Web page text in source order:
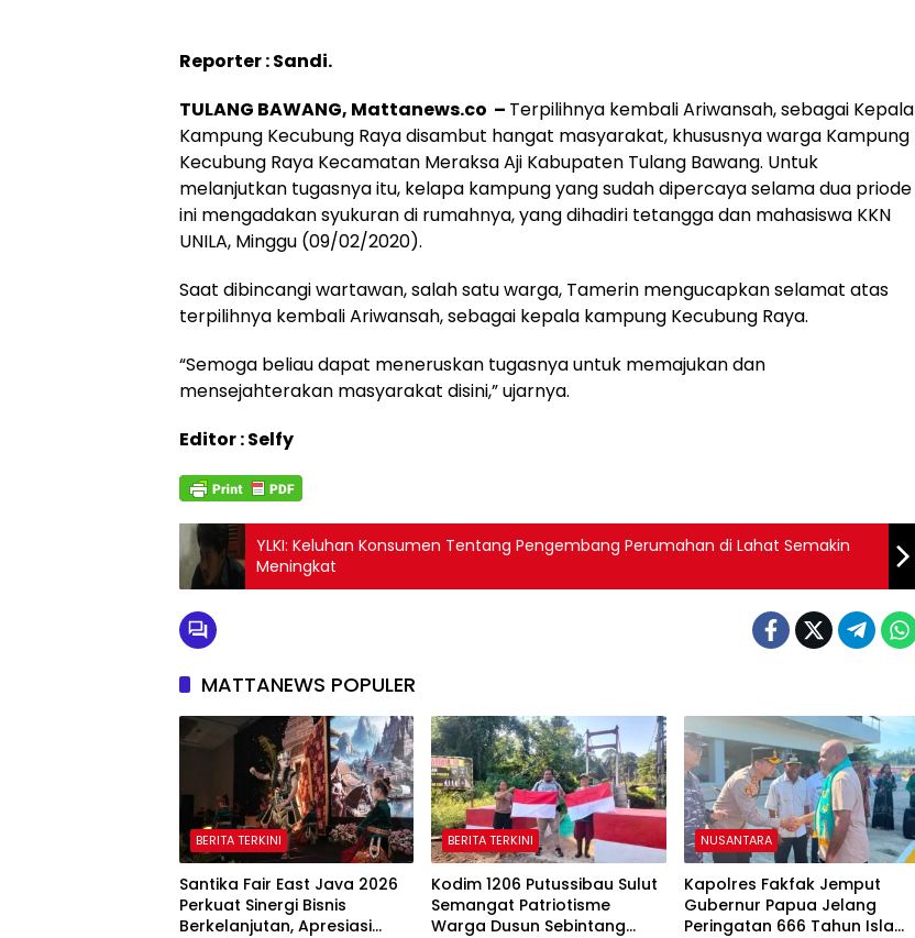
Reporter : Sandi.
TULANG BAWANG, Mattanews.co – Terpilihnya kembali Ariwansah, sebagai Kepala
Kampung Kecubung Raya disambut hangat masyarakat, khususnya warga Kampung
Kecubung Raya Kecamatan Meraksa Aji Kabupaten Tulang Bawang. Untuk
melanjutkan tugasnya itu, kelapa kampung yang sudah dipercaya selama dua priode
ini mengadakan syukuran di rumahnya, yang dihadiri tetangga dan mahasiswa KKN
UNILA, Minggu (09/02/2020).
Saat dibincangi wartawan, salah satu warga, Tamerin mengucapkan selamat atas
terpilihnya kembali Ariwansah, sebagai kepala kampung Kecubung Raya.
“Semoga beliau dapat meneruskan tugasnya untuk memajukan dan
mensejahterakan masyarakat disini,” ujarnya.
Editor : Selfy
YLKI: Keluhan Konsumen Tentang Pengembang Perumahan di Lahat Semakin
Meningkat
MATTANEWS POPULER
BERITA TERKINI
Santika Fair East Java 2026
Perkuat Sinergi Bisnis
Berkelanjutan, Apresiasi
BERITA TERKINI
Kodim 1206 Putussibau Sulut
Semangat Patriotisme
Warga Dusun Sebintang
NUSANTARA
Kapolres Fakfak Jemput
Gubernur Papua Jelang
Peringatan 666 Tahun Islam